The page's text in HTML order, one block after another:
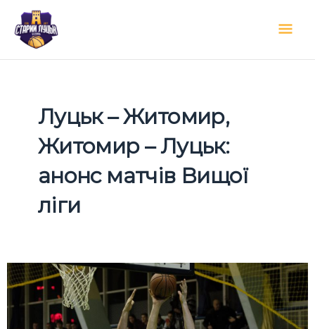
вмісту
Луцьк – Житомир,
Житомир – Луцьк:
анонс матчів Вищої
ліги